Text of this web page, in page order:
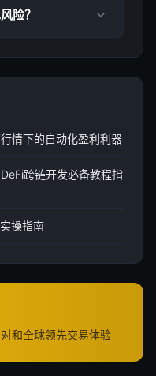
险？
情下的自动化盈利利器
跨链开发必备教程指
操指南
和全球领先交易体验